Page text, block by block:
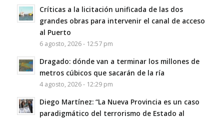
Críticas a la licitación unificada de las dos
grandes obras para intervenir el canal de acceso
al Puerto
6 agosto, 2026 - 12:57 pm
Dragado: dónde van a terminar los millones de
metros cúbicos que sacarán de la ría
4 agosto, 2026 - 12:29 pm
Diego Martínez: “La Nueva Provincia es un caso
paradigmático del terrorismo de Estado al